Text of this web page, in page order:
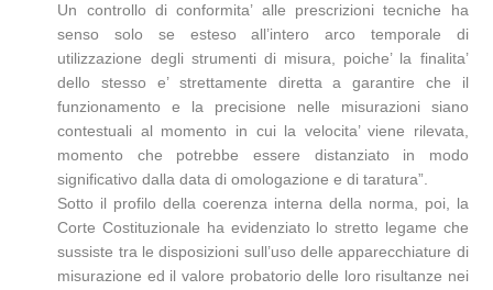
Un controllo di conformita’ alle prescrizioni tecniche ha
senso solo se esteso all’intero arco temporale di
utilizzazione degli strumenti di misura, poiche’ la finalita’
dello stesso e’ strettamente diretta a garantire che il
funzionamento e la precisione nelle misurazioni siano
contestuali al momento in cui la velocita’ viene rilevata,
momento che potrebbe essere distanziato in modo
significativo dalla data di omologazione e di taratura”.
Sotto il profilo della coerenza interna della norma, poi, la
Corte Costituzionale ha evidenziato lo stretto legame che
sussiste tra le disposizioni sull’uso delle apparecchiature di
misurazione ed il valore probatorio delle loro risultanze nei